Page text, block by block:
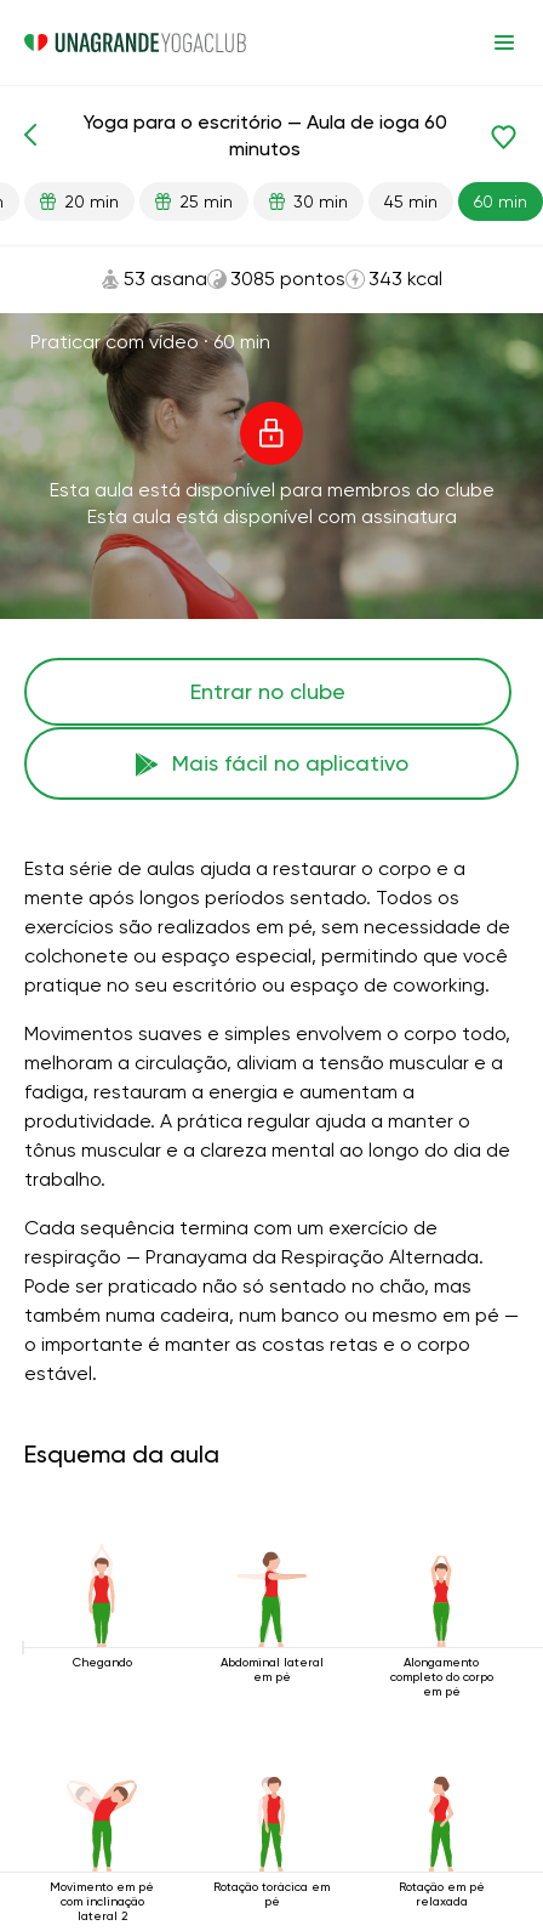
Relaxamento
Yoga para o escritório — Aula de ioga 60
minutos
20 min 25 min 30 min 45 min 60 min
53 asana 3085 pontos 343 kcal
Praticar com vídeo ·60 min
Esta aula está disponível para membros do clube
Esta aula está disponível com assinatura
Entrar no clube
Mais fácil no aplicativo
Esta série de aulas ajuda a restaurar o corpo e a
mente após longos períodos sentado. Todos os
exercícios são realizados em pé, sem necessidade de
colchonete ou espaço especial, permitindo que você
pratique no seu escritório ou espaço de coworking.
Movimentos suaves e simples envolvem o corpo todo,
melhoram a circulação, aliviam a tensão muscular e a
fadiga, restauram a energia e aumentam a
produtividade. A prática regular ajuda a manter o
tônus ​​muscular e a clareza mental ao longo do dia de
trabalho.
Cada sequência termina com um exercício de
respiração — Pranayama da Respiração Alternada.
Pode ser praticado não só sentado no chão, mas
também numa cadeira, num banco ou mesmo em pé —
o importante é manter as costas retas e o corpo
estável.
Esquema da aula
Chegando
Abdominal lateral
em pé
Alongamento
completo do corpo
em pé
Movimento em pé
com inclinação
lateral 2
Rotação torácica em
pé
Rotação em pé
relaxada